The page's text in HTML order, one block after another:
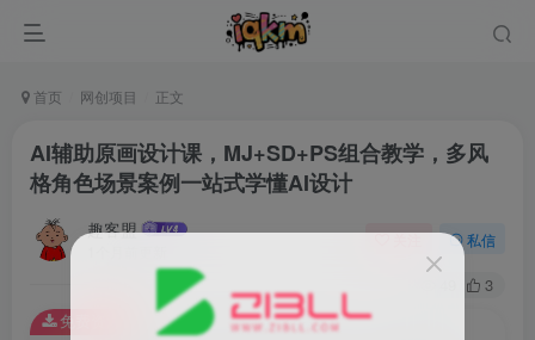
首页 网创项目 正文
AI辅助原画设计课，MJ+SD+PS组合教学，多风
格角色场景案例一站式学懂AI设计
趣客盟 关注 私信
3
免费资源